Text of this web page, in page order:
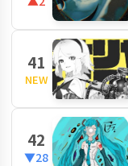
41
NEW
42
▼28